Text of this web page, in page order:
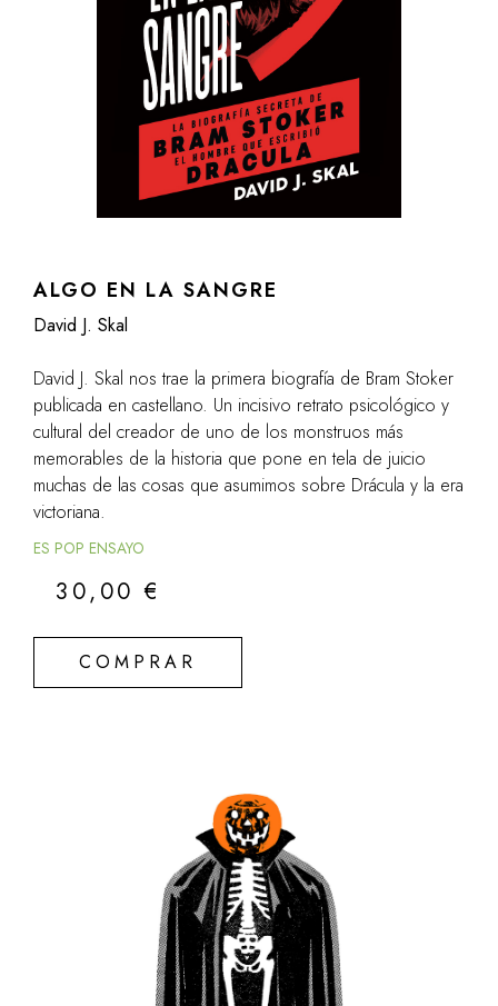
ALGO EN LA SANGRE
David J. Skal
David J. Skal nos trae la primera biografía de Bram Stoker
publicada en castellano. Un incisivo retrato psicológico y
cultural del creador de uno de los monstruos más
memorables de la historia que pone en tela de juicio
muchas de las cosas que asumimos sobre Drácula y la era
victoriana.
ES POP ENSAYO
30,00€
COMPRAR